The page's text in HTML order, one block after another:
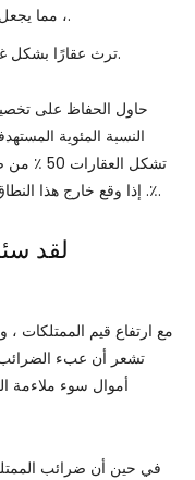
، مما يجعل العقارات نسبة مئوية أكبر من محفظتك.
ترث عقارًا بشكل غير متوقع ، مما يزيد من تعرضك العقاري.
النسبة المئوية
٪. إذا وقع خارج هذا النطاق ، فكر في بيع عقار وإعادة تخصيص الأموال.
مع ارتفاع قيم الممتلكات
تشعر أن عبء
أموال سوء ملاءمة
في حين أن ضرائب